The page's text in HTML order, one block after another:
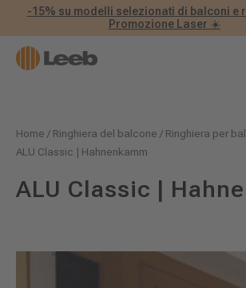
-15% su modelli selezionati di balconi e
Promozione Laser ☀️
Home / Ringhiera del balcone / Ringhiera per
ALU Classic | Hahnenkamm
ALU Classic |